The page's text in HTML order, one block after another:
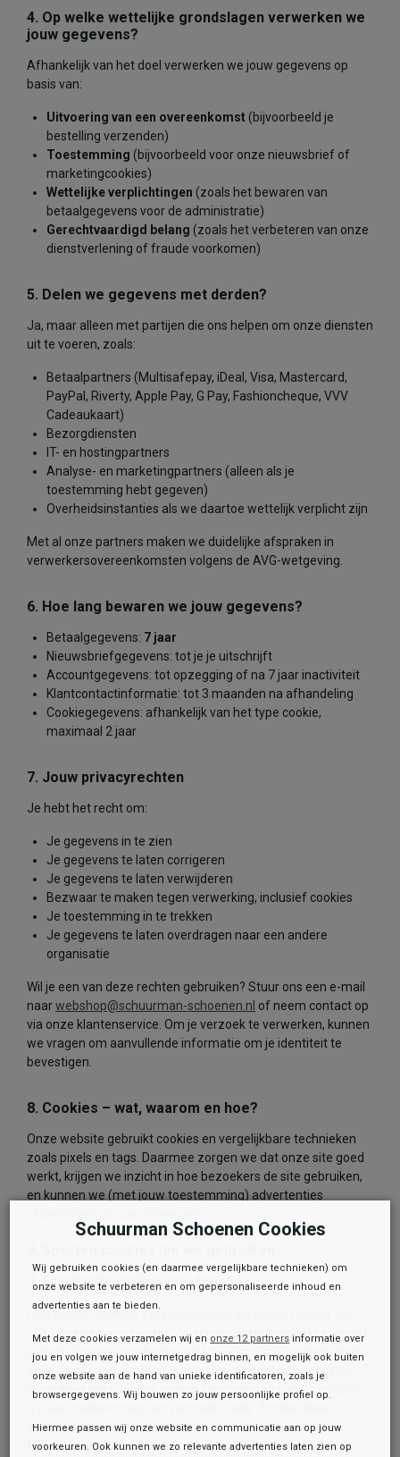
4. Op welke wettelijke grondslagen verwerken we
jouw gegevens?
Afhankelijk van het doel verwerken we jouw gegevens op
basis van:
Uitvoering van een overeenkomst(bijvoorbeeld je
bestelling verzenden)
Toestemming (bijvoorbeeld voor onze nieuwsbrief of
marketingcookies)
Wettelijke verplichtingen (zoals het bewaren van
betaalgegevens voor de administratie)
Gerechtvaardigd belang (zoals het verbeteren van onze
dienstverlening of fraude voorkomen)
5. Delen we gegevens met derden?
Ja, maar alleen met partijen die ons helpen om onze diensten
uit te voeren, zoals:
Betaalpartners (Multisafepay, iDeal, Visa, Mastercard,
PayPal, Riverty, Apple Pay, G Pay, Fashioncheque, VVV
Cadeaukaart)
Bezorgdiensten
IT- en hostingpartners
Analyse- en marketingpartners (alleen als je
toestemming hebt gegeven)
Overheidsinstanties als we daartoe wettelijk verplicht zijn
Met al onze partners maken we duidelijke afspraken in
verwerkersovereenkomsten volgens de AVG-wetgeving.
6. Hoe lang bewaren we jouw gegevens?
Betaalgegevens: 7 jaar
Nieuwsbriefgegevens: tot je je uitschrijft
Accountgegevens: tot opzegging of na 7 jaar inactiviteit
Klantcontactinformatie: tot 3 maanden na afhandeling
Cookiegegevens: afhankelijk van het type cookie,
maximaal 2 jaar
7. Jouw privacyrechten
Je hebt het recht om:
Je gegevens in te zien
Je gegevens te laten corrigeren
Je gegevens te laten verwijderen
Bezwaar te maken tegen verwerking, inclusief cookies
Je toestemming in te trekken
Je gegevens te laten overdragen naar een andere
organisatie
Wil je een van deze rechten gebruiken? Stuur ons een e-mail
naarwebshop@schuurman-schoenen.nl of neem contact op
via onze klantenservice. Om je verzoek te verwerken, kunnen
we vragen om aanvullende informatie om je identiteit te
bevestigen.
8. Cookies – wat, waarom en hoe?
Onze website gebruikt cookies en vergelijkbare technieken
zoals pixels en tags. Daarmee zorgen we dat onze site goed
werkt, krijgen we inzicht in hoe bezoekers de site gebruiken,
en kunnen we (met jouw toestemming) advertenties
1. Functionele cookies
onze website goed werkt. Ze zorgen er bijvoorbeeld voor dat
je kunt inloggen, producten kunt bewaren in je winkelmandje,
en je voorkeuren worden onthouden. Omdat deze cookies
essentieel zijn voor het correct functioneren van de website,
cookies kan de website mogelijk niet naar behoren
functioneren.
Schuurman Schoenen Cookies
Wij gebruiken cookies (en daarmee vergelijkbare technieken) om
onze website te verbeteren en om gepersonaliseerde inhoud en
advertenties aan te bieden.
Met deze cookies verzamelen wij en onze 12 partners informatie over
jou en volgen we jouw internetgedrag binnen, en mogelijk ook buiten
onze website aan de hand van unieke identificatoren, zoals je
browsergegevens. Wij bouwen zo jouw persoonlijke profiel op.
Hiermee passen wij onze website en communicatie aan op jouw
voorkeuren. Ook kunnen we zo relevante advertenties laten zien op